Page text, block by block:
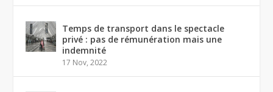
Temps de transport dans le spectacle
privé : pas de rémunération mais une
indemnité
17 Nov, 2022